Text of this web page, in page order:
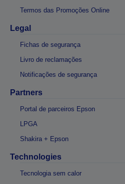
Termos das Promoções Online
Legal
Fichas de segurança
Livro de reclamações
Notificações de segurança
Partners
Portal de parceiros Epson
LPGA
Shakira + Epson
Technologies
Tecnologia sem calor